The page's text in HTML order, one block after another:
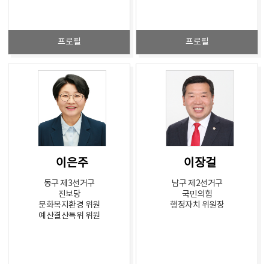
프로필 프로필
이은주
동구 제3선거구
진보당
문화복지환경 위원
예산결산특위 위원
이장걸
남구 제2선거구
국민의힘
행정자치 위원장